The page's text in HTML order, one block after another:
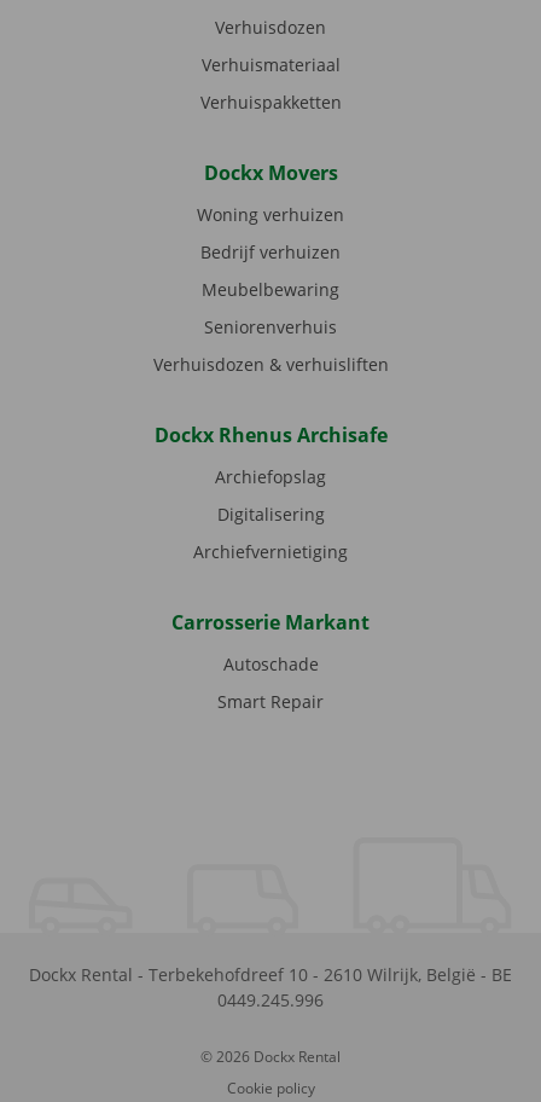
Verhuisdozen
Verhuismateriaal
Verhuispakketten
Dockx Movers
Woning verhuizen
Bedrijf verhuizen
Meubelbewaring
Seniorenverhuis
Verhuisdozen & verhuisliften
Dockx Rhenus Archisafe
Archiefopslag
Digitalisering
Archiefvernietiging
Carrosserie Markant
Autoschade
Smart Repair
Dockx Rental - Terbekehofdreef 10 - 2610 Wilrijk, België - BE
0449.245.996
© 2026 Dockx Rental
Cookie policy